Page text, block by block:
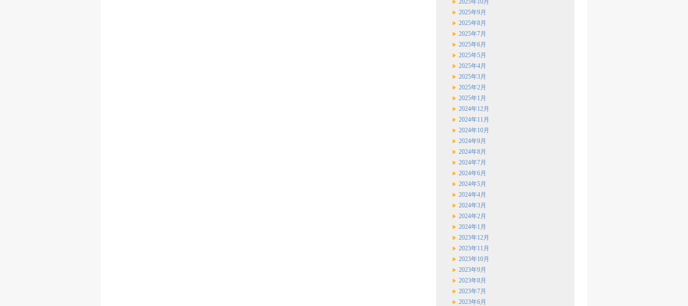
2025年10月
2025年9月
2025年8月
2025年7月
2025年6月
2025年5月
2025年4月
2025年3月
2025年2月
2025年1月
2024年12月
2024年11月
2024年10月
2024年9月
2024年8月
2024年7月
2024年6月
2024年5月
2024年4月
2024年3月
2024年2月
2024年1月
2023年12月
2023年11月
2023年10月
2023年9月
2023年8月
2023年7月
2023年6月